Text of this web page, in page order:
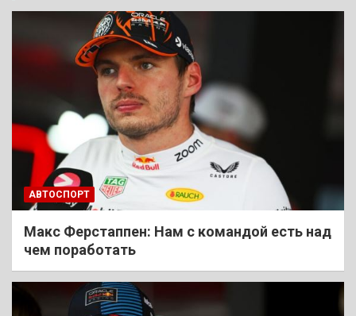
АВТОСПОРТ
Макс Ферстаппен: Нам с командой есть над
чем поработать